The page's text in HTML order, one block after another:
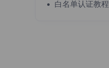
白名单认证教程